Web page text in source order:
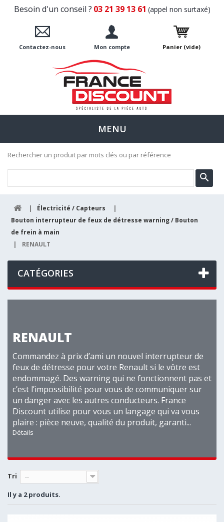
Besoin d'un conseil ? 03 21 39 13 61 (appel non surtaxé)
Contactez-nous Mon compte Panier (vide)
MENU
Rechercher un produit par mots clés ou par référence
| Électricité / Capteurs
|
Bouton interrupteur de feux de détresse warning / Bouton
de frein à main
|
RENAULT
CATÉGORIES
RENAULT
Commandez à prix d’ami un nouvel interrupteur de
feux de détresse pour votre Renault si le vôtre est
endommagé. Des warning qui ne fonctionnent pas et
c’est l’impossibilité pour vous de communiquer sur
un danger avec les autres conducteurs. France
Discount utilise pour vous un langage qui va vous
plaire : pièce neuve, qualité du produit, garanti...
Détails
Tri --
Il y a 2 produits.